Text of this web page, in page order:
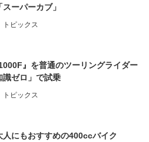
ーパーカブ」
トピックス
』を普通のツーリングライダー
識ゼロ」で試乗
トピックス
人にもおすすめの400ccバイク